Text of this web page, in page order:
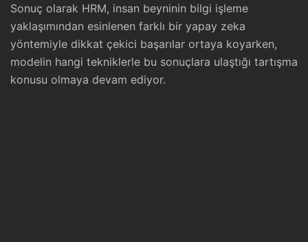
Sonuç olarak HRM, insan beyninin bilgi işleme
yaklaşımından esinlenen farklı bir yapay zeka
yöntemiyle dikkat çekici başarılar ortaya koyarken,
modelin hangi tekniklerle bu sonuçlara ulaştığı tartışma
konusu olmaya devam ediyor.